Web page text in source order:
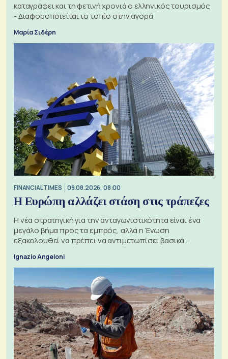
καταγράφει και τη φετινή χρονιά ο ελληνικός τουρισμός
- Διαφοροποιείται το τοπίο στην αγορά
Μαρία Σιδέρη
FINANCIAL TIMES 09.08.2026, 08:00
Η Ευρώπη αλλάζει στάση στις τράπεζες
Η νέα στρατηγική για την ανταγωνιστικότητα είναι ένα
μεγάλο βήμα προς τα εμπρός, αλλά η Ένωση
εξακολουθεί να πρέπει να αντιμετωπίσει βασικά
Ignazio Angeloni